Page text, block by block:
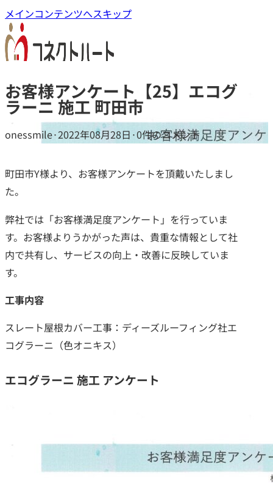
メインコンテンツへスキップ
お客様アンケート【25】エコグ
ラーニ 施工 町田市
onessmile·2022年08月28日 ·0件のコメント
町田市Y様より、お客様アンケートを頂戴いたしまし
た。
弊社では「お客様満足度アンケート」を行っていま
す。お客様よりうかがった声は、貴重な情報として社
内で共有し、サービスの向上・改善に反映していま
す。
工事内容
スレート屋根カバー工事： ディーズルーフィング社エ
コグラーニ（色オニキス）
エコグラーニ 施工 アンケート